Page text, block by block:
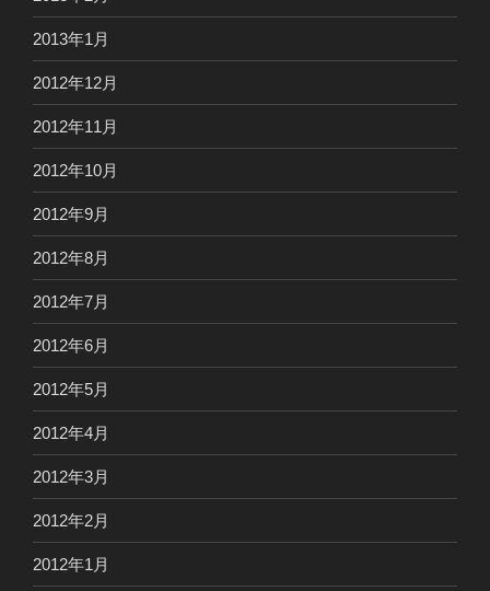
2013年1月
2012年12月
2012年11月
2012年10月
2012年9月
2012年8月
2012年7月
2012年6月
2012年5月
2012年4月
2012年3月
2012年2月
2012年1月